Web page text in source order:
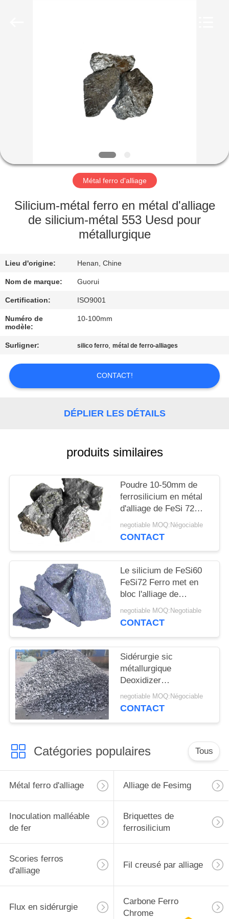
DE
NOUS
VISITE
D'USINE
DE
QUALITÉ
CONTACTEZ-
NOUS
NOUVELLES
DU
SITE
PRIVACY
POLICY
Métal ferro d'alliage
Silicium-métal ferro en métal d'alliage
de silicium-métal 553 Uesd pour
métallurgique
Lieu d'origine: Henan, Chine
Nom de marque: Guorui
Certification: ISO9001
Numéro de
modèle:
10-100mm
Surligner: silico ferro,métal de ferro-alliages
CONTACT!
DÉPLIER LES DÉTAILS
produits similaires
Poudre 10-50mm de
ferrosilicium en métal
d'alliage de FeSi 72%
Ferro
negotiable MOQ:Négociable
CONTACT
Le silicium de FeSi60
FeSi72 Ferro met en
bloc l'alliage de
ferrosilicium de 10-
100mm
negotiable MOQ:Negotiable
CONTACT
Sidérurgie sic
métallurgique
Deoxidizer
métallurgique de
poudre de carbure de
negotiable MOQ:Négociable
CONTACT
Catégories populaires Tous
Métal ferro d'alliage Alliage de Fesimg
Inoculation malléable
de fer
Briquettes de
ferrosilicium
Scories ferros
d'alliage
Fil creusé par alliage
Flux en sidérurgie
Carbone Ferro
Chrome